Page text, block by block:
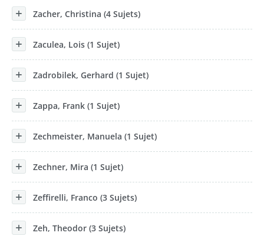
Zacher, Christina (4 Sujets)
Zaculea, Lois (1 Sujet)
Zadrobilek, Gerhard (1 Sujet)
Zappa, Frank (1 Sujet)
Zechmeister, Manuela (1 Sujet)
Zechner, Mira (1 Sujet)
Zeffirelli, Franco (3 Sujets)
Zeh, Theodor (3 Sujets)